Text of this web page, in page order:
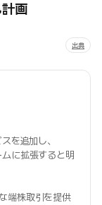
画
出典
を追加し、
に拡張すると明
端株取引を提供